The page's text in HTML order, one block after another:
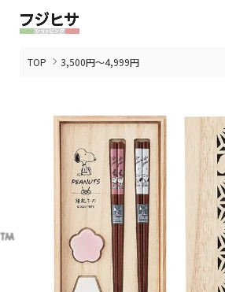
TOP 3,500円～4,999円